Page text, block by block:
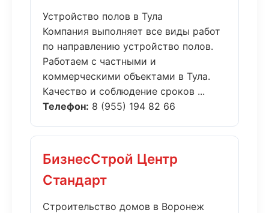
Устройство полов в Тула
Компания выполняет все виды работ
по направлению устройство полов.
Работаем с частными и
коммерческими объектами в Тула.
Качество и соблюдение сроков ...
Телефон: 8 (955) 194 82 66
БизнесСтрой Центр
Стандарт
Строительство домов в Воронеж